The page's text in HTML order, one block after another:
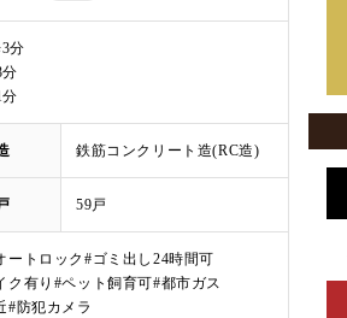
分
鉄筋コンクリート造(RC造)
59戸
ートロック#ゴミ出し24時間可
ク有り #ペット飼育可#都市ガス
#防犯カメラ